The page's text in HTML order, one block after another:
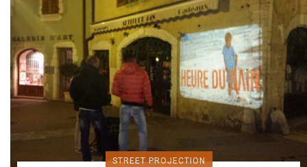
STREET PROJECTION